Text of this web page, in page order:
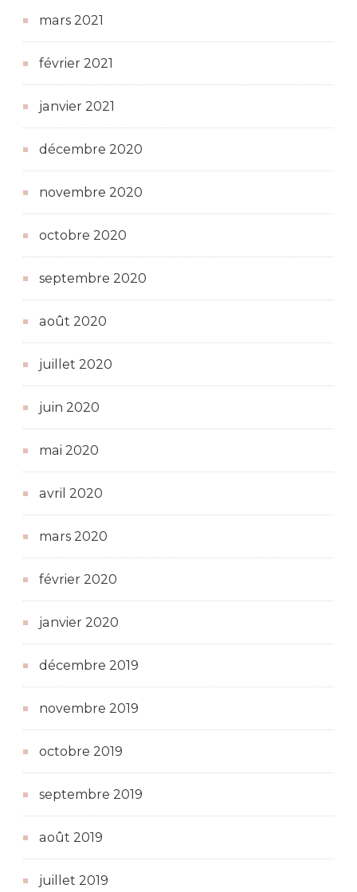
mars 2021
février 2021
janvier 2021
décembre 2020
novembre 2020
octobre 2020
septembre 2020
août 2020
juillet 2020
juin 2020
mai 2020
avril 2020
mars 2020
février 2020
janvier 2020
décembre 2019
novembre 2019
octobre 2019
septembre 2019
août 2019
juillet 2019